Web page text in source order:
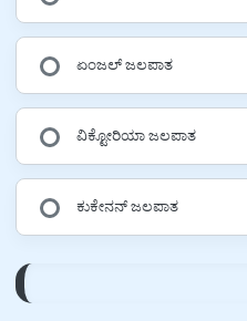
ಏಂಜಲ್ ಜಲಪಾತ
ವಿಕ್ಟೋರಿಯಾ ಜಲಪಾತ
ಕುಕೇನನ್ ಜಲಪಾತ